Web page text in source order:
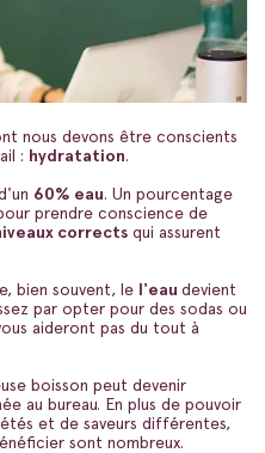
nous devons être conscients
: hydratation.
60% eau. Un pourcentage
prendre conscience de
corrects qui assurent
bien souvent, le l'eau devient
par opter pour des sodas ou
aideront pas du tout à
boisson peut devenir
au bureau. En plus de pouvoir
et de saveurs différentes,
sont nombreux.